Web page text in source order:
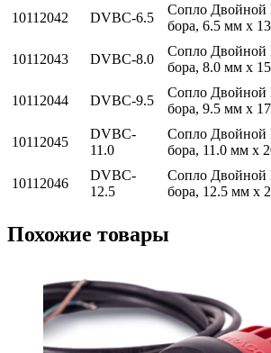
10112042 DVBC-6.5
Сопло Двойной
бора, 6.5 мм x
10112043 DVBC-8.0
Сопло Двойной
бора, 8.0 мм x
10112044 DVBC-9.5
Сопло Двойной
бора, 9.5 мм x
10112045
DVBC-
11.0
Сопло Двойной
бора, 11.0 мм x
10112046
DVBC-
12.5
Сопло Двойной
бора, 12.5 мм x
Похожие товары